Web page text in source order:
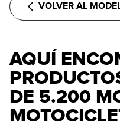
VOLVER AL
AQUÍ
DE 5.200